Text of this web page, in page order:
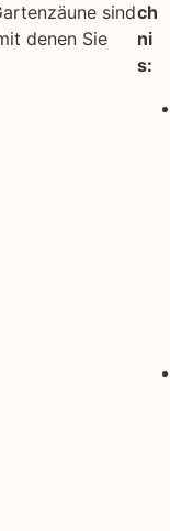
sind
denen Sie
ch
ni
s: